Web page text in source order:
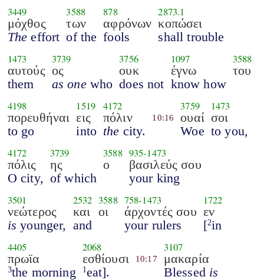
3449
μόχθος
The effort
3588
των
of the
878
αφρόνων
fools
2873.1
κοπώσει
shall trouble
1473
αυτούς
them
3739
ος
as onewho
3756
ουκ
does not
1097
έγνω
know how
3588
του
4198
πορευθήναι
to go
1519
εις
into
4172
πόλιν
the city.
10:16
3759
ουαί
Woe
1473
σοι
to you,
4172
πόλις
O city,
3739
ης
of which
3588
ο
935-1473
βασιλεύς σου
your king
3501
νεώτερος
is younger,
2532
και
and
3588
οι
758-1473
άρχοντές σου
your rulers
1722
εν
[2in
4405
πρωϊα
3the morning
2068
εσθίουσι
1 eat].
10:17
3107
μακαρία
Blessed is